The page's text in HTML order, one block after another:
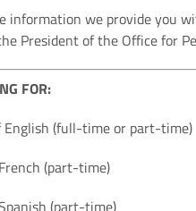
information we provide you
President of the Office for
FOR:
English (full-time or part-time)
(part-time)
(part-time)